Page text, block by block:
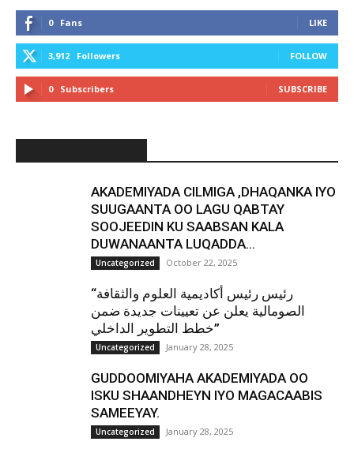
0 Fans LIKE
3,912 Followers FOLLOW
0 Subscribers SUBSCRIBE
AKADEMIYADA CILMIGA ,DHAQANKA IYO
SUUGAANTA OO LAGU QABTAY
SOOJEEDIN KU SAABSAN KALA
DUWANAANTA LUQADDA...
Uncategorized October 22, 2025
“رئيس رئيس أكاديمية العلوم والثقافة
الصومالية يعلن عن تعيينات جديدة ضمن
خطط التطوير الداخلي”
Uncategorized January 28, 2025
GUDDOOMIYAHA AKADEMIYADA OO
ISKU SHAANDHEYN IYO MAGACAABIS
SAMEEYAY.
Uncategorized January 28, 2025